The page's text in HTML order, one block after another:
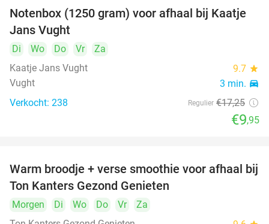
42%
Notenbox (1250 gram) voor afhaal bij Kaatje
Jans Vught
Di Wo Do Vr
Za
Kaatje Jans Vught
9.7 star
Vught 3 min. directions_car
Verkocht: 238 Regulier €17,25
€9,95
43%
Warm broodje + verse smoothie voor afhaal bij
Ton Kanters Gezond Genieten
Morgen Di Wo Do Vr
Za